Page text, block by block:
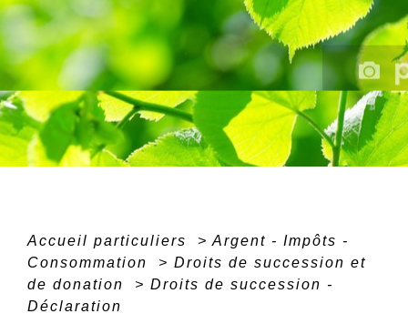
Accueil particuliers > Argent - Impôts -
Consommation
> Droits de succession et
de donation
> Droits de succession -
Déclaration